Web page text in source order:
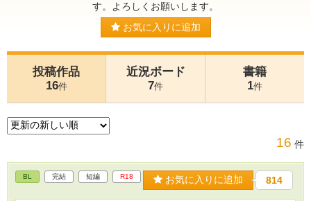
す。よろしくお願いします。
お気に入りに追加
投稿作品
16件
近況ボード
7件
書籍
1件
16 件
BL 完結 短編 R18 お気に入りに追加 814